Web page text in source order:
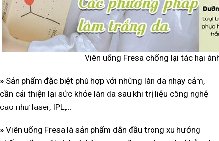
Viên uống Fresa chống lại tác hại
» Sản phẩm đặc biệt phù hợp với những làn da nhạy cảm,
cần cải thiện lại sức khỏe làn da sau khi trị liệu công nghệ
cao như laser, IPL,…
» Viên uống Fresa là sản phẩm dẫn đầu trong xu hướng